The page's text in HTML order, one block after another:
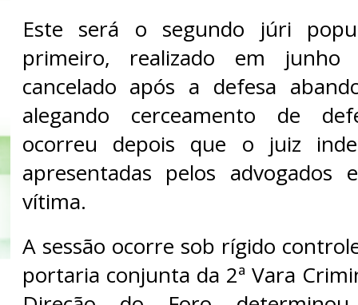
Este será o segundo júri
primeiro, realizado em
cancelado após a defesa
alegando cerceamento de
ocorreu depois que o juiz
apresentadas pelos advogados
vítima.
A sessão ocorre sob rígido
portaria conjunta da 2ª Vara